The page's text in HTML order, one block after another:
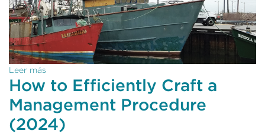
Leer más
How to Efficiently Craft a
Management Procedure
(2024)